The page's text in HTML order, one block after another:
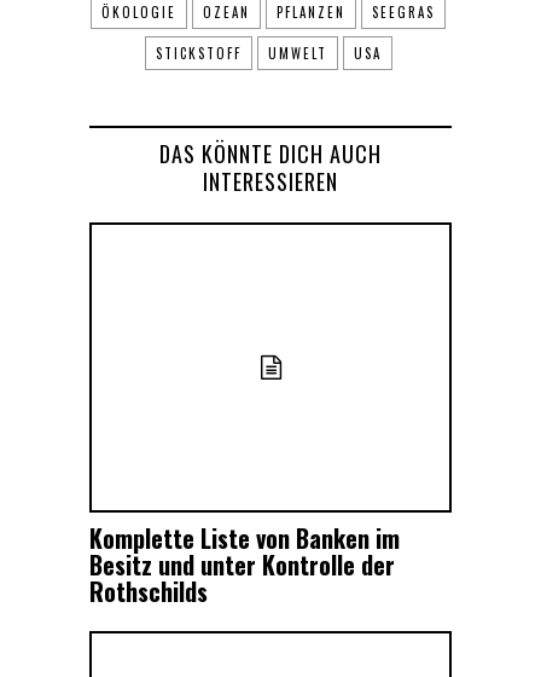
ÖKOLOGIE OZEAN PFLANZEN SEEGRAS
STICKSTOFF UMWELT USA
DAS KÖNNTE DICH AUCH
INTERESSIEREN
Komplette Liste von Banken im
Besitz und unter Kontrolle der
Rothschilds